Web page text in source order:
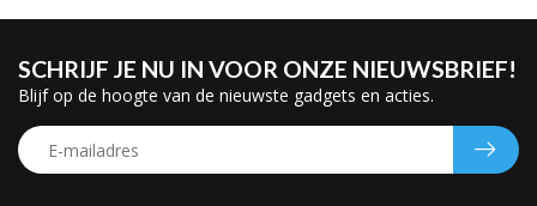
SCHRIJF JE NU IN VOOR ONZE NIEUWSBRIEF!
Blijf op de hoogte van de nieuwste gadgets en acties.